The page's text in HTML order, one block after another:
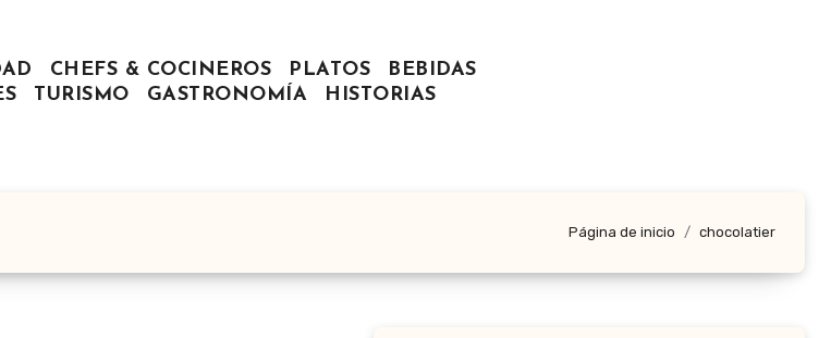
CHEFS & COCINEROS PLATOS
BEBIDAS
TURISMO GASTRONOMÍA HISTORIAS
Página de inicio chocolatier